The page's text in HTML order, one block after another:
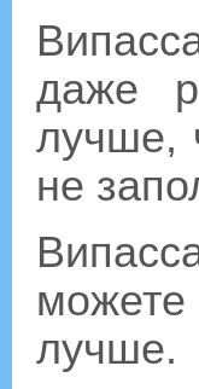
даже
лучше,
не
лучше.